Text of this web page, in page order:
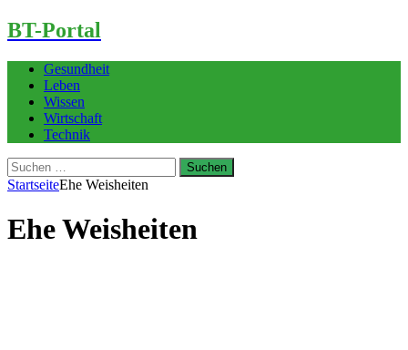
BT-Portal
Gesundheit
Leben
Wissen
Wirtschaft
Technik
Suchen
nach:
StartseiteEhe Weisheiten
Ehe Weisheiten